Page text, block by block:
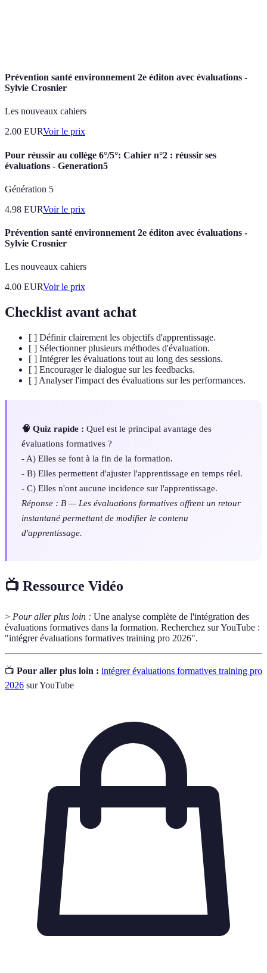
Prévention santé environnement 2e éditon avec évaluations -
Sylvie Crosnier
Les nouveaux cahiers
2.00 EURVoir le prix
Pour réussir au collège 6°/5°: Cahier n°2 : réussir ses
évaluations - Generation5
Génération 5
4.98 EURVoir le prix
Prévention santé environnement 2e éditon avec évaluations -
Sylvie Crosnier
Les nouveaux cahiers
4.00 EURVoir le prix
Checklist avant achat
[ ] Définir clairement les objectifs d'apprentissage.
[ ] Sélectionner plusieurs méthodes d'évaluation.
[ ] Intégrer les évaluations tout au long des sessions.
[ ] Encourager le dialogue sur les feedbacks.
[ ] Analyser l'impact des évaluations sur les performances.
🧠 Quiz rapide : Quel est le principal avantage des
évaluations formatives ?
- A) Elles se font à la fin de la formation.
- B) Elles permettent d'ajuster l'apprentissage en temps réel.
- C) Elles n'ont aucune incidence sur l'apprentissage.
Réponse : B — Les évaluations formatives offrent un retour
instantané permettant de modifier le contenu
d'apprentissage.
📺 Ressource Vidéo
> Pour aller plus loin : Une analyse complète de l'intégration des
évaluations formatives dans la formation. Recherchez sur YouTube :
"intégrer évaluations formatives training pro 2026".
📺 Pour aller plus loin : intégrer évaluations formatives training pro
2026 sur YouTube